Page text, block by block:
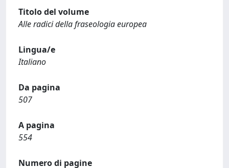
Titolo del volume
Alle radici della fraseologia europea
Lingua/e
Italiano
Da pagina
507
A pagina
554
Numero di pagine